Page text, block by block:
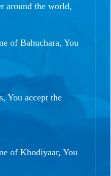
around the world,
of Bahuchara, You
You accept the
of Khodiyaar, You